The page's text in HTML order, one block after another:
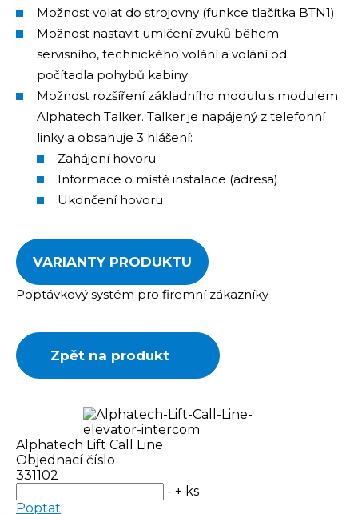
Možnost volat do strojovny (funkce tlačítka BTN1)
Možnost nastavit umlčení zvuků během
servisního, technického volání a volání od
počítadla pohybů kabiny
Možnost rozšíření základního modulu s modulem
Alphatech Talker. Talker je napájený z telefonní
linky a obsahuje 3 hlášení:
Zahájení hovoru
Informace o místě instalace (adresa)
Ukončení hovoru
VARIANTY PRODUKTU
Poptávkový systém pro firemní zákazníky
Zpět na produkt
Alphatech Lift Call Line
Objednací číslo
331102
- + ks
Poptat